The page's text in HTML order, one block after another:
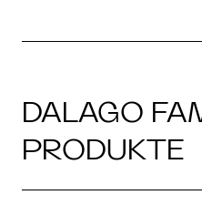
DALAGO
PRODUKTE